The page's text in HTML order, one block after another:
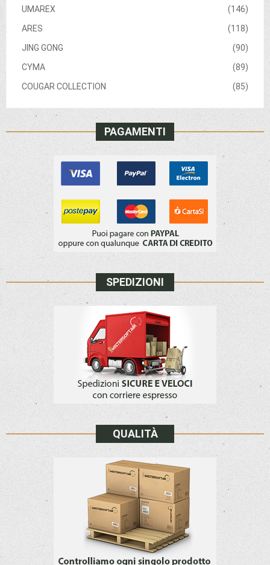
(146)
UMAREX
(118)
ARES
(90)
JING GONG
(89)
CYMA
(85)
COUGAR COLLECTION
PAGAMENTI
SPEDIZIONI
QUALITÀ